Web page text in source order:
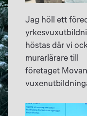
Jag höll ett
höstas där vi
murarlärare till
företaget